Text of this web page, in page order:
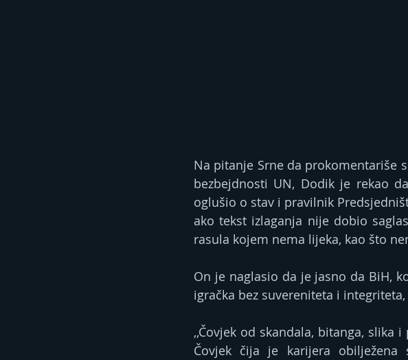
Na pitanje Srne da prokomentariše
bezbejdnosti UN, Dodik je rekao
oglušio o stav i pravilnik
ako tekst izlaganja nije dobio
rasula kojem nema lijeka, kao što
On je naglasio da je jasno da BiH,
igračka bez suvereniteta i
,,Čovjek od skandala, bitanga, slika
Čovjek čija je karijera obilježena